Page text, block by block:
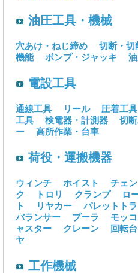
油圧工具・機械
穴あけ・ねじ締め 切断・切
機能
ポンプ・ジャッキ
電設工具
通線工具 リール 圧着工具
工具
検電器・計測器 切
ー
高所作業・台車
荷役・運搬機器
ウィンチ ホイスト チェ
ク
トロリ クランプ ロ
ト
リヤカー パレットト
バランサー
プーラ モッコ
ャスター
クレーン 回転台
ヤ
工作機械